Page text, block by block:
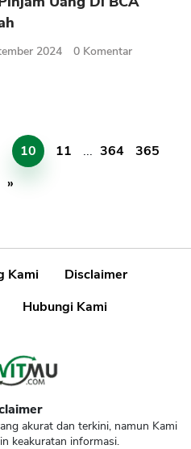
2024 0 Komentar
10 11 ... 364
365
»
Kami
Disclaimer
Hubungi Kami
akurat dan terkini, namun Kami
keakuratan informasi.